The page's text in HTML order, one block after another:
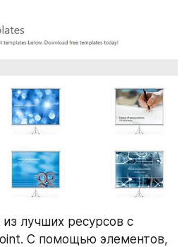
лучших ресурсов с
С помощью элементов,